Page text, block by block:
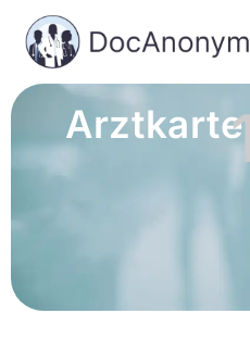
Arztkarte